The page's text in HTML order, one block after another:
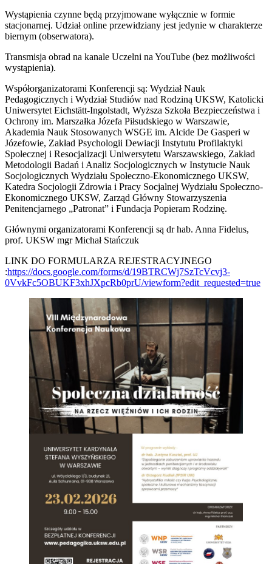
Wystąpienia czynne będą przyjmowane wyłącznie w formie
stacjonarnej. Udział online przewidziany jest jedynie w charakterze
biernym (obserwatora).
Transmisja obrad na kanale Uczelni na YouTube (bez możliwości
wystąpienia).
Współorganizatorami Konferencji są: Wydział Nauk
Pedagogicznych i Wydział Studiów nad Rodziną UKSW, Katolicki
Uniwersytet Eichstätt-Ingolstadt, Wyższa Szkoła Bezpieczeństwa i
Ochrony im. Marszałka Józefa Piłsudskiego w Warszawie,
Akademia Nauk Stosowanych WSGE im. Alcide De Gasperi w
Józefowie, Zakład Psychologii Dewiacji Instytutu Profilaktyki
Społecznej i Resocjalizacji Uniwersytetu Warszawskiego, Zakład
Metodologii Badań i Analiz Socjologicznych w Instytucie Nauk
Socjologicznych Wydziału Społeczno-Ekonomicznego UKSW,
Katedra Socjologii Zdrowia i Pracy Socjalnej Wydziału Społeczno-
Ekonomicznego UKSW, Zarząd Główny Stowarzyszenia
Penitencjarnego „Patronat” i Fundacja Popieram Rodzinę.
Głównymi organizatorami Konferencji są dr hab. Anna Fidelus,
prof. UKSW mgr Michał Stańczuk
LINK DO FORMULARZA REJESTRACYJNEGO
:https://docs.google.com/forms/d/19BTRCWj7SzTcVcvj3-
0VvkFc5OBUKF3xhJXpcRb0prU/viewform?edit_requested=true